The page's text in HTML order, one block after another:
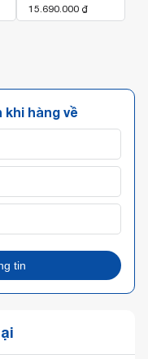
15.690.000 ₫
hàng về
tin